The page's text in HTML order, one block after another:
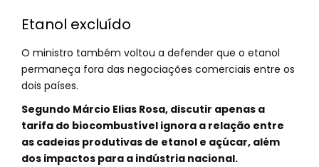
Etanol excluído
O ministro também voltou a defender que o etanol
permaneça fora das negociações comerciais entre os
dois países.
Segundo Márcio Elias Rosa, discutir apenas a
tarifa do biocombustível ignora a relação entre
as cadeias produtivas de etanol e açúcar, além
dos impactos para a indústria nacional.